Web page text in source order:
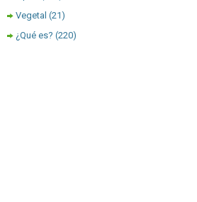
Vegetal (21)
¿Qué es? (220)